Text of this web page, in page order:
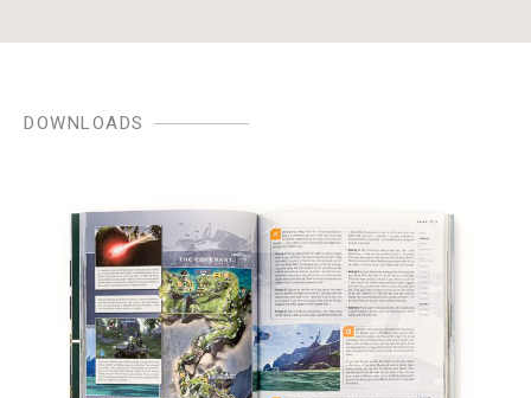
DOWNLOADS